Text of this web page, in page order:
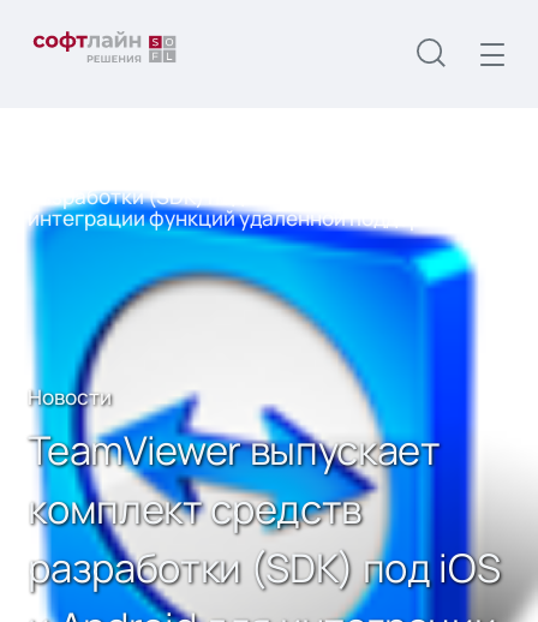
разработки (SDK) под iOS и Android для
интеграции функций удаленной поддержки
Новости
TeamViewer выпускает
комплект средств
разработки (SDK) под iOS